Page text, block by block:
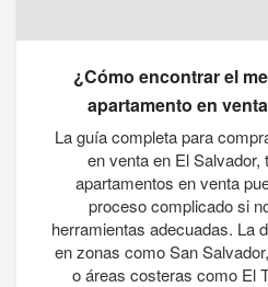
¿Cómo encontrar el
apartamento en
La guía completa para
en venta en El Salvador,
apartamentos en venta
proceso complicado si
herramientas adecuadas. La
en zonas como San
o áreas costeras como El